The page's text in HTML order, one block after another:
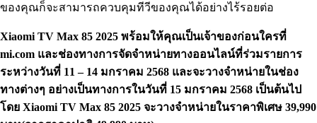
ของคุณก็จะสามารถควบคุมทีวีของคุณได้อย่างไร้รอยต่อ
Xiaomi TV Max 85 2025 พร้อมให้คุณเป็นเจ้าของก่อนใครที่
mi.com และช่องทางการจัดจำหน่ายทางออนไลน์ที่ร่วมรายการ
ระหว่างวันที่ 11 – 14 มกราคม 2568 และจะวางจำหน่ายในช่อง
ทางต่างๆ อย่างเป็นทางการในวันที่ 15 มกราคม 2568 เป็นต้นไป
โดย Xiaomi TV Max 85 2025 จะวางจำหน่ายในราคาพิเศษ 39,990